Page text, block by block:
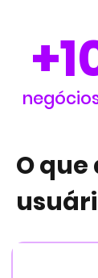
O que